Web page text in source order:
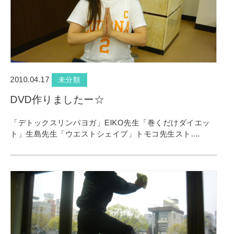
2010.04.17 未分類
DVD作りましたー☆
「デトックスリンパヨガ」EIKO先生「巻くだけダイエッ
ト」生島先生「ウエストシェイプ」トモコ先生スト....